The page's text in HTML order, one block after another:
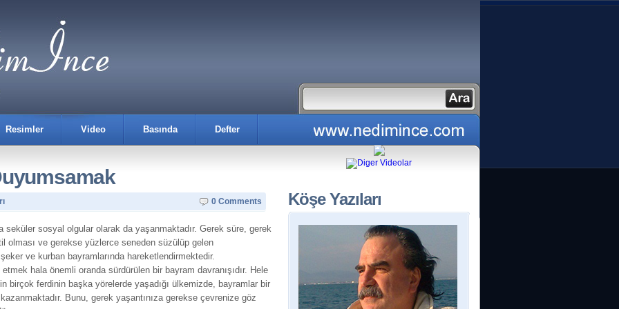
Resimler Video Basında Defter
0 Comments
seküler sosyal olgular olarak da yaşanmaktadır. Gerek süre, gerek
olması ve gerekse yüzlerce seneden süzülüp gelen
ve kurban bayramlarında hareketlendirmektedir.
hala önemli oranda sürdürülen bir bayram davranışıdır. Hele
birçok ferdinin başka yörelerde yaşadığı ülkemizde, bayramlar bir
Bunu, gerek yaşantınıza gerekse çevrenize göz
Köşe Yazıları